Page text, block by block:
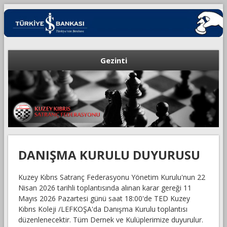
Gezinti
DANIŞMA KURULU DUYURUSU
Kuzey Kıbrıs Satranç Federasyonu Yönetim Kurulu'nun 22
Nisan 2026 tarihli toplantısında alınan karar gereği 11
Mayıs 2026 Pazartesi günü saat 18:00'de TED Kuzey
Kıbrıs Koleji /LEFKOŞA'da Danışma Kurulu toplantısı
düzenlenecektir. Tüm Dernek ve Kulüplerimize duyurulur.